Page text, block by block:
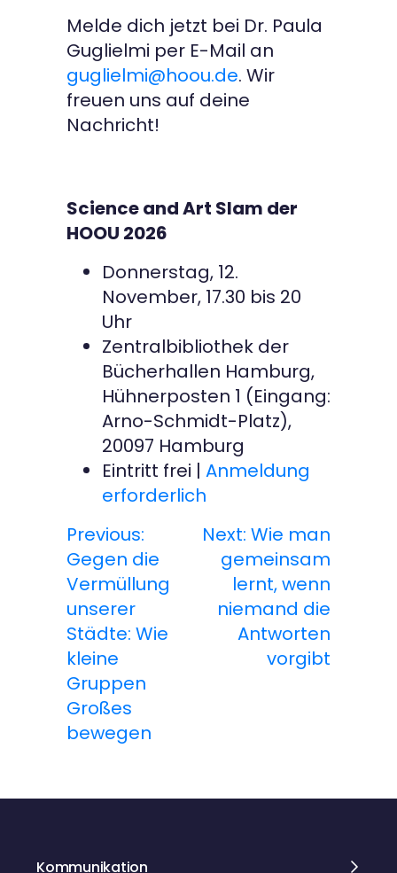
Melde dich jetzt bei Dr. Paula
Guglielmi per E-Mail an
guglielmi@hoou.de. Wir
freuen uns auf deine
Nachricht!
Science and Art Slam der
HOOU 2026
Donnerstag, 12.
November, 17.30 bis 20
Uhr
Zentralbibliothek der
Bücherhallen Hamburg,
Hühnerposten 1 (Eingang:
Arno-Schmidt-Platz),
20097 Hamburg
Eintritt frei | Anmeldung
erforderlich
B
e
i
t
r
a
Previous:
Gegen die
Vermüllung
unserer
Städte: Wie
kleine
Gruppen
Großes
bewegen
Next: Wie man
gemeinsam
lernt, wenn
niemand die
Antworten
vorgibt
Kommunikation